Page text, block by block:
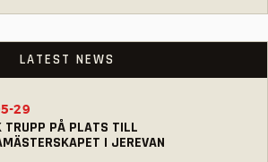
LATEST NEWS
TRUPP PÅ PLATS TILL
I JEREVAN
29